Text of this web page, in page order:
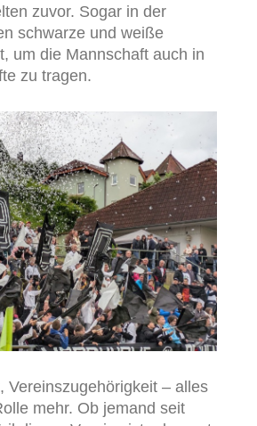
zuvor. Sogar in der
schwarze und weiße
um die Mannschaft auch in
zu tragen.
Vereinszugehörigkeit – alles
mehr. Ob jemand seit